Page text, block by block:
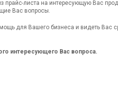
листа на интересующую Вас
Вас вопросы.
для Вашего бизнеса и видеть Вас
интересующего Вас вопроса.